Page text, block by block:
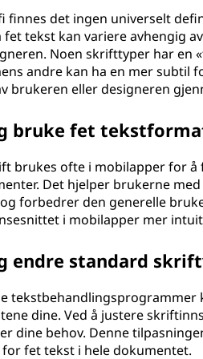
finnes det ingen universelt
fet tekst kan variere avhengig
Noen skrifttyper har en
andre kan ha en mer subtil
brukeren eller designeren
bruke fet
brukes ofte i mobilapper for
Det hjelper brukerne
forbedrer den generelle
i mobilapper mer
endre standard
dine. Ved å justere
dine behov. Denne
fet tekst i hele dokumentet.